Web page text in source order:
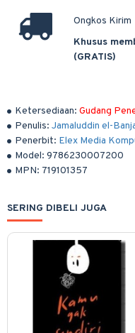
Ketersediaan: Gudang
Penulis: Jamaluddin el-
Penerbit: Elex Media
Model: 9786230007200
MPN: 719101357
Ongkos Kirim
Khusus
(GRATIS)
SERING DIBELI JUGA